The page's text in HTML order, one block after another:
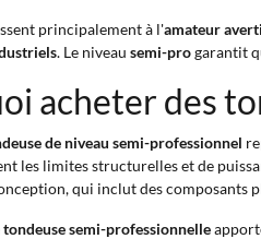
principalement à l'amateur averti
. Le niveau semi-progarantit
acheter des
de niveau semi-professionnel
les limites structurelles et de
qui inclut des composants
semi-professionnelle